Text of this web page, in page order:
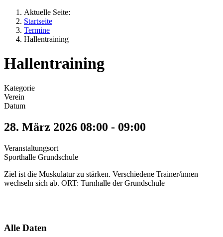
Aktuelle Seite:
Startseite
Termine
Hallentraining
Hallentraining
Kategorie
Verein
Datum
28. März 2026 08:00 - 09:00
Veranstaltungsort
Sporthalle Grundschule
Ziel ist die Muskulatur zu stärken. Verschiedene Trainer/innen
wechseln sich ab. ORT: Turnhalle der Grundschule
Alle Daten